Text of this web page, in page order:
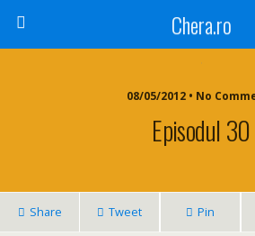
Chera.ro
08/05/2012 • No
Episodul 30
Share Tweet Pin